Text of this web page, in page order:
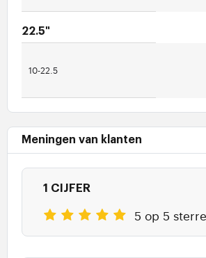
22.5"
10-22.5
Meningen van klanten
1 CIJFER
5 op 5